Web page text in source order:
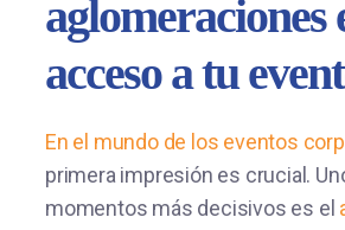
aglomeraciones
acceso a tu
En el mundo de los eventos
primera impresión es crucial.
momentos más decisivos es el